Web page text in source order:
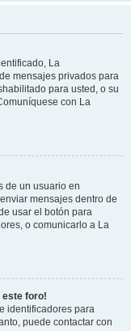
La
mensajes privados para
para usted, o su
con La
de un usuario en
mensajes dentro de
usar el botón para
o comunicarlo a La
este foro!
identificadores para
puede contactar con